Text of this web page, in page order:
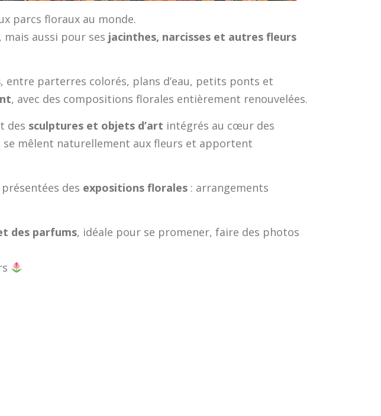
parcs floraux au monde.
, mais aussi pour ses jacinthes, narcisses et autres fleurs
, entre parterres colorés, plans d’eau, petits ponts et
, avec des compositions florales entièrement renouvelées.
des sculptures et objets d’art intégrés au cœur des
mêlent naturellement aux fleurs et apportent
des expositions florales : arrangements
des parfums, idéale pour se promener, faire des photos